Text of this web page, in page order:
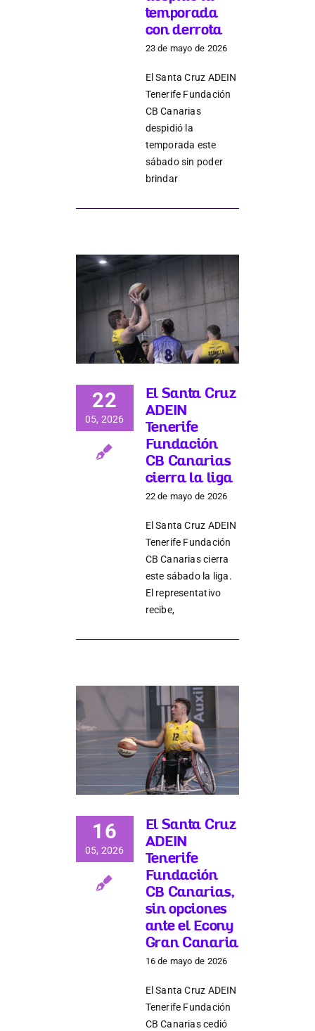
Patrocinadores y colaboradores
temporada
con derrota
23 de mayo de 2026
El Santa Cruz ADEIN
Tenerife Fundación
CB Canarias
despidió la
temporada este
sábado sin poder
brindar
22
05, 2026
El Santa Cruz
ADEIN
Tenerife
Fundación
CB Canarias
cierra la liga
22 de mayo de 2026
El Santa Cruz ADEIN
Tenerife Fundación
CB Canarias cierra
este sábado la liga.
El representativo
recibe,
16
05, 2026
El Santa Cruz
ADEIN
Tenerife
Fundación
CB Canarias,
sin opciones
ante el Econy
Gran Canaria
16 de mayo de 2026
El Santa Cruz ADEIN
Tenerife Fundación
CB Canarias cedió